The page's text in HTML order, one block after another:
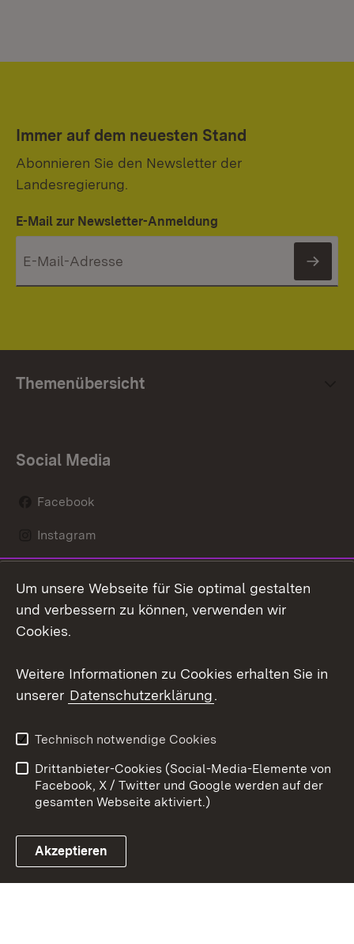
Immer auf dem neuesten Stand
Abonnieren Sie den Newsletter der
Landesregierung.
E-Mail zur Newsletter-Anmeldung
Themenübersicht
Social Media
Facebook
Instagram
Mastodon
Youtube
Link zum Landesportal
Kontakt
Datenschutz
Barrierefreiheit
Impressum Cookies
Um unsere Webseite für Sie optimal gestalten
und verbessern zu können, verwenden wir
Cookies.
Weitere Informationen zu Cookies erhalten Sie in
unserer Datenschutzerklärung.
Technisch notwendige Cookies
Drittanbieter-Cookies (Social-Media-Elemente von
Facebook, X / Twitter und Google werden auf der
gesamten Webseite aktiviert.)
Akzeptieren